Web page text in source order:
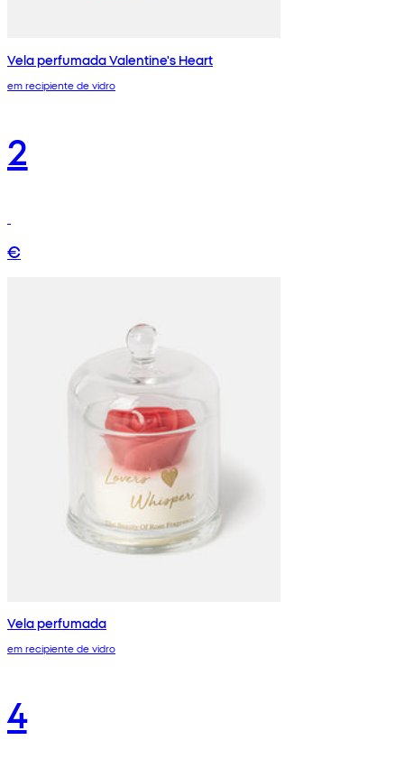
Vela perfumada Valentine's Heart
em recipiente de vidro
2
€
Vela perfumada
em recipiente de vidro
4